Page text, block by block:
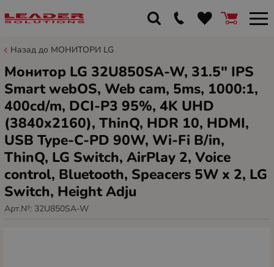
Назад до МОНИТОРИ LG
Монитор LG 32U850SA-W, 31.5" IPS
Smart webOS, Web cam, 5ms, 1000:1,
400cd/m, DCI-P3 95%, 4K UHD
(3840x2160), ThinQ, HDR 10, HDMI,
USB Type-C-PD 90W, Wi-Fi B/in,
ThinQ, LG Switch, AirPlay 2, Voice
control, Bluetooth, Speacers 5W x 2, LG
Switch, Height Adju
Арт.№: 32U850SA-W